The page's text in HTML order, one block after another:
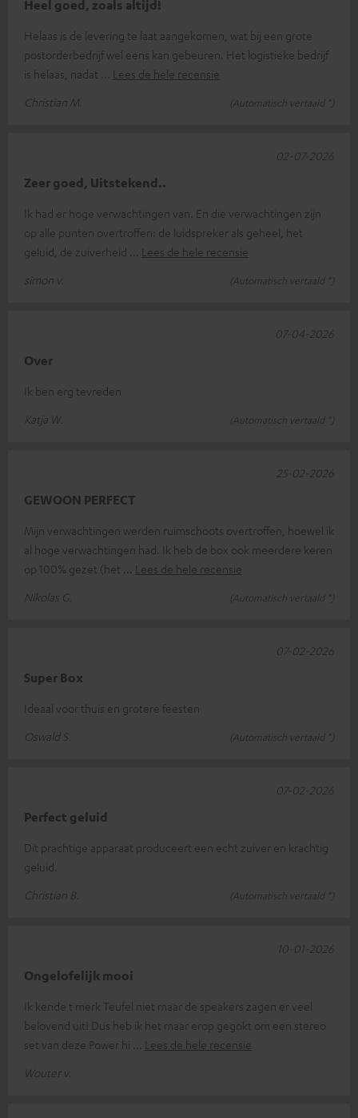
Heel goed, zoals altijd!
Helaas is de levering te laat aangekomen, wat bij een grote
postorderbedrijf wel eens kan gebeuren. Het logistieke bedrijf
is helaas, nadat
Lees de hele recensie
Christian M.
(Automatisch vertaald *)
Zeer goed, Uitstekend..
Ik had er hoge verwachtingen van. En die verwachtingen zijn
op alle punten overtroffen: de luidspreker als geheel, het
geluid, de zuiverheid
Lees de hele recensie
simon v.
(Automatisch vertaald *)
02-07-2026
Over
Ik ben erg tevreden
Katja W.
(Automatisch vertaald *)
07-04-2026
GEWOON PERFECT
Mijn verwachtingen werden ruimschoots overtroffen, hoewel ik
al hoge verwachtingen had. Ik heb de box ook meerdere keren
op 100% gezet (het
Lees de hele recensie
Nikolas G.
(Automatisch vertaald *)
25-02-2026
Super Box
Ideaal voor thuis en grotere feesten
Oswald S.
(Automatisch vertaald *)
07-02-2026
Perfect geluid
Dit prachtige apparaat produceert een echt zuiver en krachtig
geluid.
Christian B.
(Automatisch vertaald *)
07-02-2026
Ongelofelijk mooi
Ik kende t merk Teufel niet maar de speakers zagen er veel
belovend uit! Dus heb ik het maar erop gegokt om een stereo
set van deze Power hi
Lees de hele recensie
Wouter v.
10-01-2026